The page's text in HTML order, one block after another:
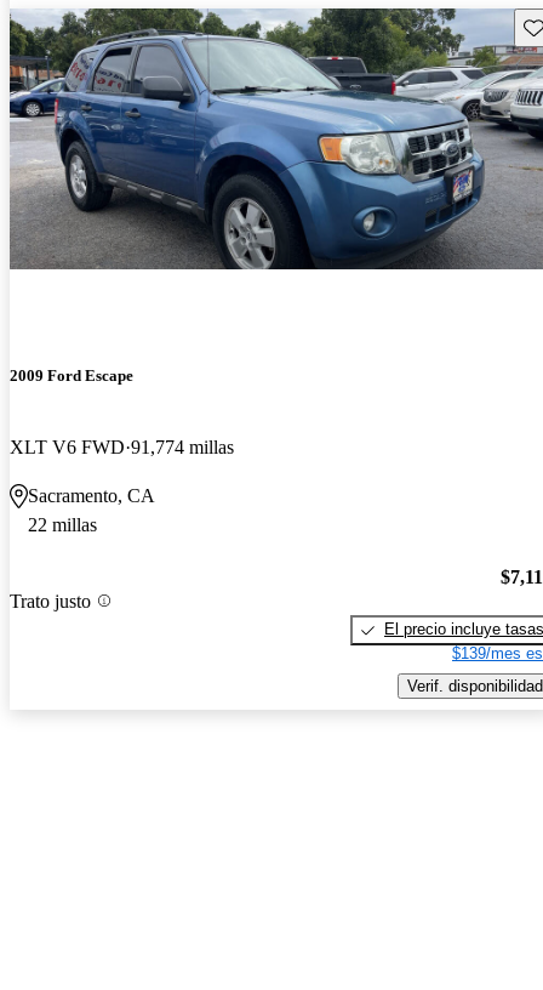
2009 Ford Escape
XLT V6 FWD 91,774 millas
Sacramento, CA
22 millas
Trato justo
El precio incluye tasas
$139/mes
Verif. disponibilidad